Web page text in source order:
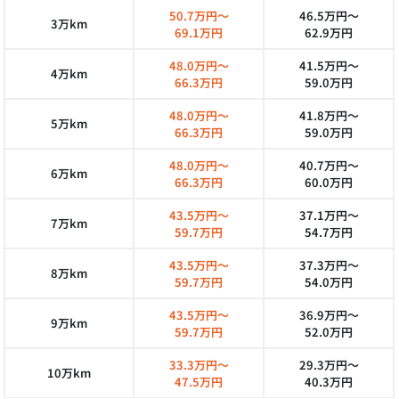
3万km
50.7万円～
69.1万円
46.5万円～
62.9万円
4万km
48.0万円～
66.3万円
41.5万円～
59.0万円
5万km
48.0万円～
66.3万円
41.8万円～
59.0万円
6万km
48.0万円～
66.3万円
40.7万円～
60.0万円
7万km
43.5万円～
59.7万円
37.1万円～
54.7万円
8万km
43.5万円～
59.7万円
37.3万円～
54.0万円
9万km
43.5万円～
59.7万円
36.9万円～
52.0万円
10万km
33.3万円～
47.5万円
29.3万円～
40.3万円